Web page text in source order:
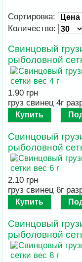
Сортировка:
Количество:
Свинцовый
рыболовной
1.90 грн
груз свинец 4г
Купить
Свинцовый
рыболовной
2.10 грн
груз свинец 6г
Купить
Свинцовый
рыболовной